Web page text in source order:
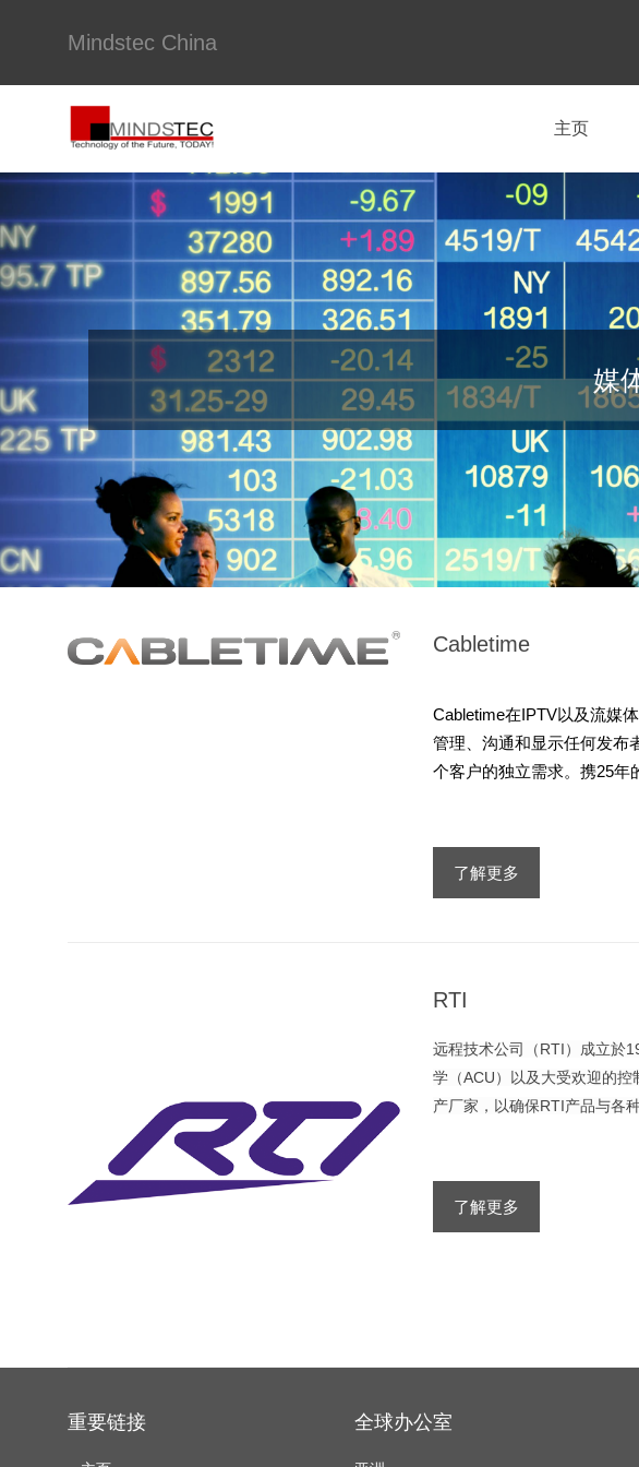
Mindstec China
主页
媒
Cabletime
Cabletime在IPTV以及流媒
管理、沟通和显示任何发布
个客户的独立需求。携25年
了解更多
RTI
远程技术公司（RTI）成立於
学（ACU）以及大受欢迎的
产厂家，以确保RTI产品与各
了解更多
重要链接 全球办公室